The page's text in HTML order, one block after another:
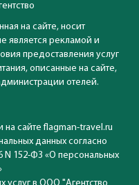
на сайте, носит
является рекламой и
предоставления услуг
описанные на сайте,
отелей.
сайте flagman-travel.ru
данных согласно
N 152-ФЗ «О персональных